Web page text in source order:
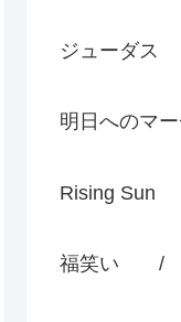
ジュー
明日への
Rising
福笑い